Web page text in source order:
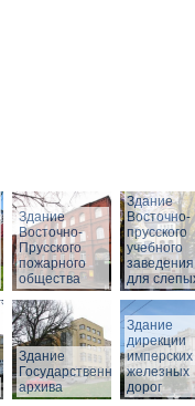
Здание
Восточно-
Прусского
пожарного
общества
Здание
Восточно-
прусского
учебного
заведения
для
Здание
Государственного
архива
Здание
дирекции
имперских
железных
дорог